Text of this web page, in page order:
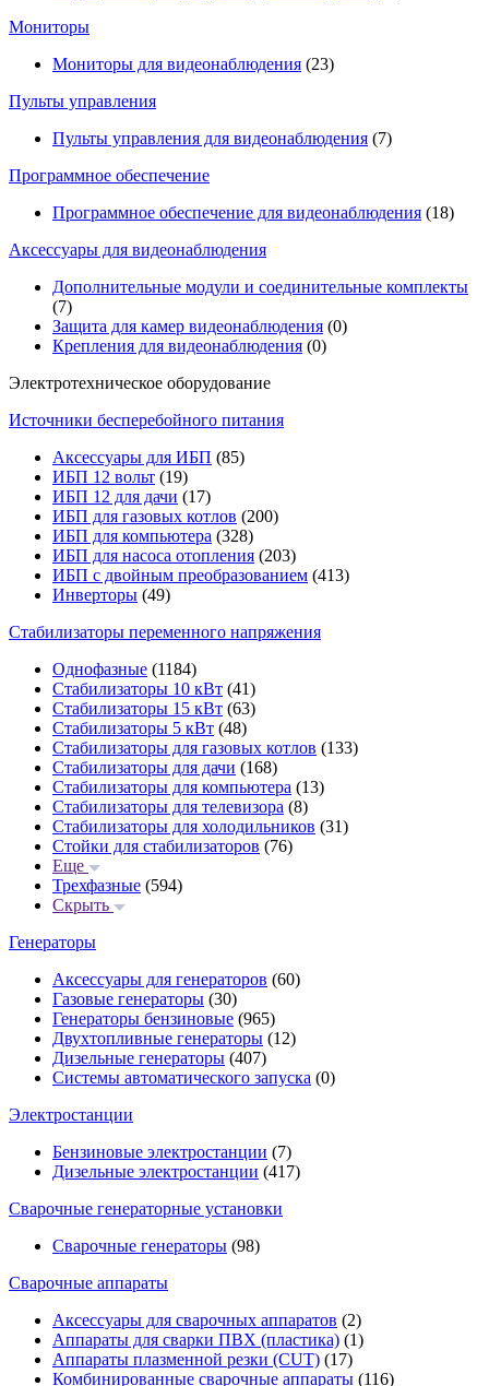
Мониторы
Мониторы для видеонаблюдения (23)
Пульты управления
Пульты управления для видеонаблюдения (7)
Программное обеспечение
Программное обеспечение для видеонаблюдения (18)
Аксессуары для видеонаблюдения
Дополнительные модули и соединительные комплекты
(7)
Защита для камер видеонаблюдения (0)
Крепления для видеонаблюдения (0)
Электротехническое оборудование
Источники бесперебойного питания
Аксессуары для ИБП (85)
ИБП 12 вольт (19)
ИБП 12 для дачи (17)
ИБП для газовых котлов (200)
ИБП для компьютера (328)
ИБП для насоса отопления (203)
ИБП с двойным преобразованием (413)
Инверторы (49)
Стабилизаторы переменного напряжения
Однофазные (1184)
Стабилизаторы 10 кВт (41)
Стабилизаторы 15 кВт (63)
Стабилизаторы 5 кВт (48)
Стабилизаторы для газовых котлов (133)
Стабилизаторы для дачи (168)
Стабилизаторы для компьютера (13)
Стабилизаторы для телевизора (8)
Стабилизаторы для холодильников (31)
Стойки для стабилизаторов (76)
Еще
Трехфазные (594)
Скрыть
Генераторы
Аксессуары для генераторов (60)
Газовые генераторы (30)
Генераторы бензиновые (965)
Двухтопливные генераторы (12)
Дизельные генераторы (407)
Системы автоматического запуска (0)
Электростанции
Бензиновые электростанции (7)
Дизельные электростанции (417)
Сварочные генераторные установки
Сварочные генераторы (98)
Сварочные аппараты
Аксессуары для сварочных аппаратов (2)
Аппараты для сварки ПВХ (пластика) (1)
Аппараты плазменной резки (CUT) (17)
Комбинированные сварочные аппараты (116)